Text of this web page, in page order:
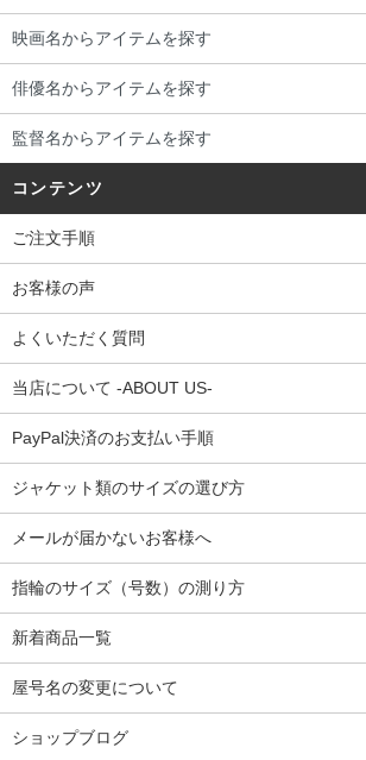
映画名からアイテムを探す
俳優名からアイテムを探す
監督名からアイテムを探す
コンテンツ
ご注文手順
お客様の声
よくいただく質問
当店について -ABOUT US-
PayPal決済のお支払い手順
ジャケット類のサイズの選び方
メールが届かないお客様へ
指輪のサイズ（号数）の測り方
新着商品一覧
屋号名の変更について
ショップブログ